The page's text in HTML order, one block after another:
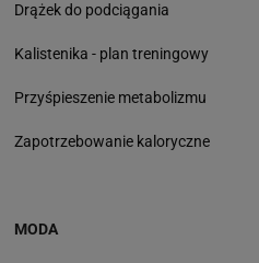
Drążek do podciągania
Kalistenika - plan treningowy
Przyśpieszenie metabolizmu
Zapotrzebowanie kaloryczne
MODA